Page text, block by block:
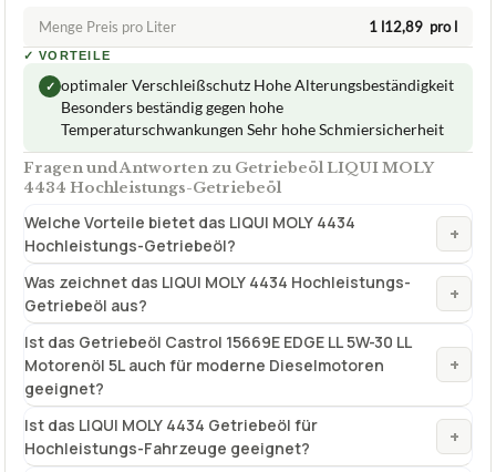
Menge Preis pro Liter 1 l12,89  pro l
✓ VORTEILE
✓ optimaler Verschleißschutz Hohe Alterungsbeständigkeit
Besonders beständig gegen hohe
Temperaturschwankungen Sehr hohe Schmiersicherheit
Fragen und Antworten zu Getriebeöl LIQUI MOLY
4434 Hochleistungs-Getriebeöl
Welche Vorteile bietet das LIQUI MOLY 4434
Hochleistungs-Getriebeöl?
+
Was zeichnet das LIQUI MOLY 4434 Hochleistungs-
Getriebeöl aus?
+
Ist das Getriebeöl Castrol 15669E EDGE LL 5W-30 LL
Motorenöl 5L auch für moderne Dieselmotoren
geeignet?
+
Ist das LIQUI MOLY 4434 Getriebeöl für
Hochleistungs-Fahrzeuge geeignet?
+